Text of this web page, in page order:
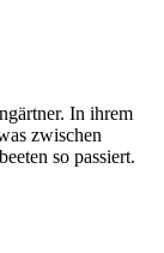
In ihrem
zwischen
so passiert.